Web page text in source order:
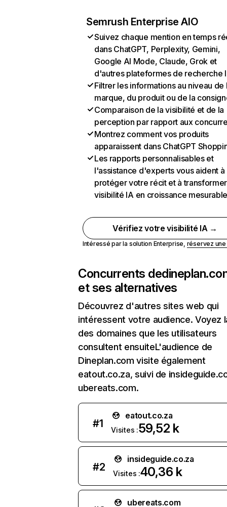
Semrush Enterprise AIO
Suivez chaque mention en temps
dans ChatGPT, Perplexity, Gemini,
Google AI Mode, Claude, Grok et
d'autres plateformes de recherche
Filtrer les informations au niveau de
marque, du produit ou de la
Comparaison de la visibilité et de la
perception par rapport aux
Montrez comment vos produits
apparaissent dans ChatGPT
Les rapports personnalisables et
l'assistance d'experts vous aident à
protéger votre récit et à
visibilité IA en croissance
Vérifiez votre visibilité IA →
Intéressé par la solution Enterprise, réservez
Concurrents de
et ses alternatives
Découvrez d'autres sites web qui
intéressent votre audience. Voyez
des domaines que les utilisateurs
consultent ensuiteL'audience de
Dineplan.com visite également
eatout.co.za, suivi de
ubereats.com.
#1
eatout.co.za
Visites :59,52 k
#2
insideguide.co.za
Visites :40,36 k
ubereats.com